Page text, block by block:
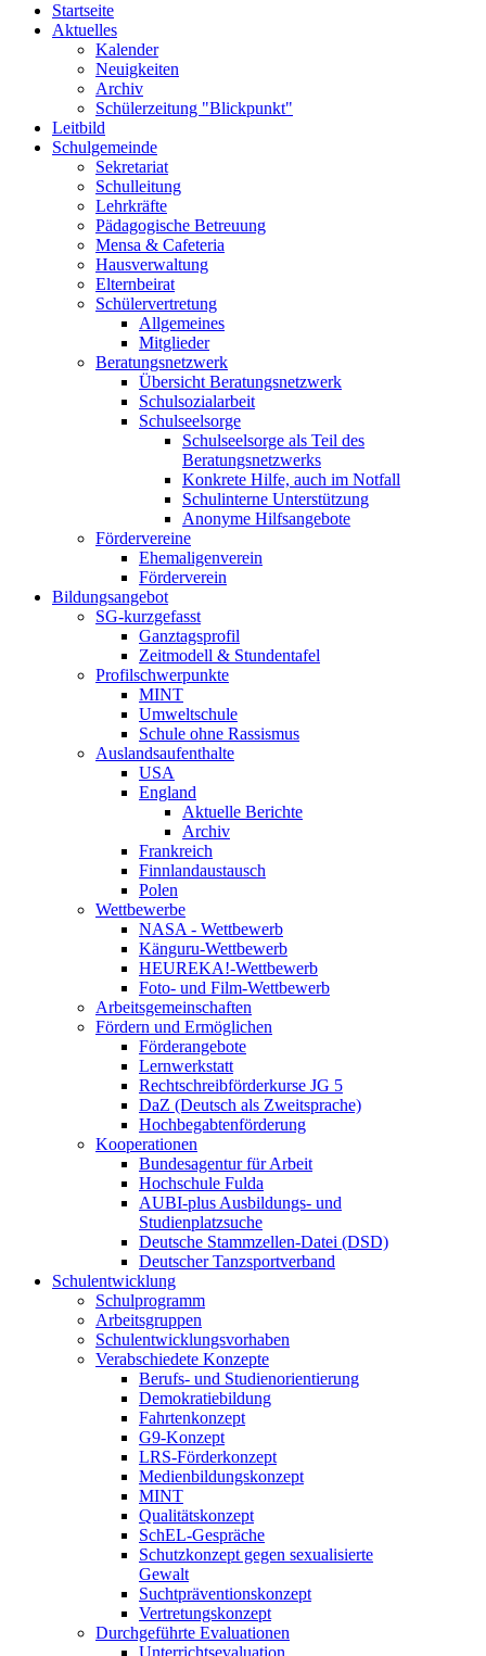
Startseite
Aktuelles
Kalender
Neuigkeiten
Archiv
Schülerzeitung "Blickpunkt"
Leitbild
Schulgemeinde
Sekretariat
Schulleitung
Lehrkräfte
Pädagogische Betreuung
Mensa & Cafeteria
Hausverwaltung
Elternbeirat
Schülervertretung
Allgemeines
Mitglieder
Beratungsnetzwerk
Übersicht Beratungsnetzwerk
Schulsozialarbeit
Schulseelsorge
Schulseelsorge als Teil des
Beratungsnetzwerks
Konkrete Hilfe, auch im Notfall
Schulinterne Unterstützung
Anonyme Hilfsangebote
Fördervereine
Ehemaligenverein
Förderverein
Bildungsangebot
SG-kurzgefasst
Ganztagsprofil
Zeitmodell & Stundentafel
Profilschwerpunkte
MINT
Umweltschule
Schule ohne Rassismus
Auslandsaufenthalte
USA
England
Aktuelle Berichte
Archiv
Frankreich
Finnlandaustausch
Polen
Wettbewerbe
NASA - Wettbewerb
Känguru-Wettbewerb
HEUREKA!-Wettbewerb
Foto- und Film-Wettbewerb
Arbeitsgemeinschaften
Fördern und Ermöglichen
Förderangebote
Lernwerkstatt
Rechtschreibförderkurse JG 5
DaZ (Deutsch als Zweitsprache)
Hochbegabtenförderung
Kooperationen
Bundesagentur für Arbeit
Hochschule Fulda
AUBI-plus Ausbildungs- und
Studienplatzsuche
Deutsche Stammzellen-Datei (DSD)
Deutscher Tanzsportverband
Schulentwicklung
Schulprogramm
Arbeitsgruppen
Schulentwicklungsvorhaben
Verabschiedete Konzepte
Berufs- und Studienorientierung
Demokratiebildung
Fahrtenkonzept
G9-Konzept
LRS-Förderkonzept
Medienbildungskonzept
MINT
Qualitätskonzept
SchEL-Gespräche
Schutzkonzept gegen sexualisierte
Gewalt
Suchtpräventionskonzept
Vertretungskonzept
Durchgeführte Evaluationen
Unterrichtsevaluation